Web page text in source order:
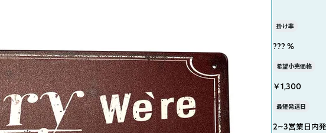
掛け率
??? %
希望小売価格
￥1,300
最短発送日
2~3営業日内